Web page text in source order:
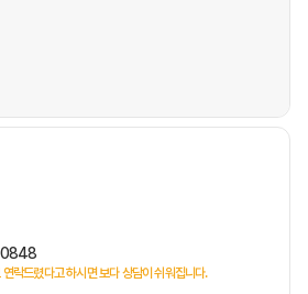
락드렸다고 하시면 보다 상담이 쉬워집니다.